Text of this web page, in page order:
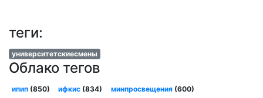
теги:
университетскиесмены
Облако тегов
ипип(850) ифкис (834) минпросвещения(600)